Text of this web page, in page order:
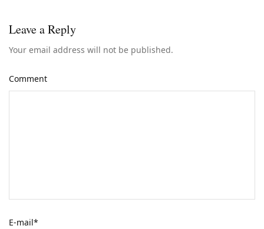
Leave a Reply
Your email address will not be published.
Comment
E-mail*